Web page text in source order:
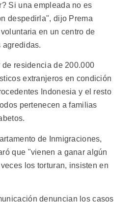
Si una empleada no es
despedirla", dijo Prema
en un centro de
agredidas.
residencia de 200.000
extranjeros en condición
Indonesia y el resto
pertenecen a familias
de Inmigraciones,
que "vienen a ganar algún
los torturan, insisten en
denuncian los casos